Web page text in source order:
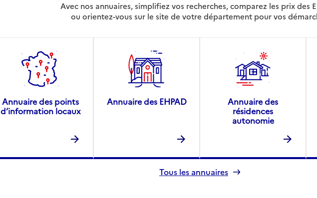
Avec nos annuaires, simplifiez vos recherches, comparez les prix des
ou orientez-vous sur le site de votre département pour vos
Annuaire des points
d’information locaux
Annuaire des EHPAD
Annuaire des
résidences
autonomie
Tous les annuaires